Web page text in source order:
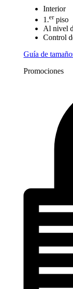
Interior
1.erpiso
Al nivel
Control
Guía de
Promociones